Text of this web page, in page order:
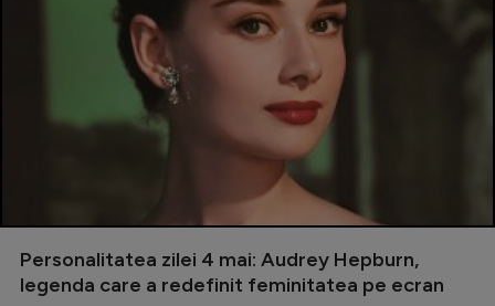
Personalitatea zilei 4 mai: Audrey Hepburn,
legenda care a redefinit feminitatea pe ecran